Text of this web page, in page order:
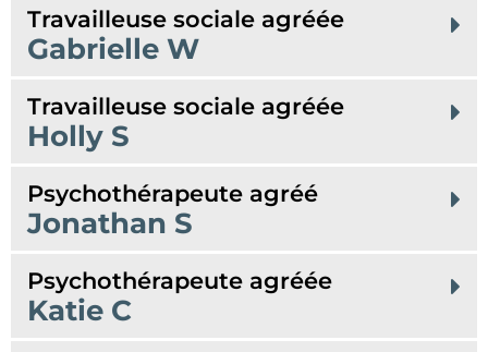
Travailleuse sociale agréée
Gabrielle W
Travailleuse sociale agréée
Holly S
Psychothérapeute agréé
Jonathan S
Psychothérapeute agréée
Katie C